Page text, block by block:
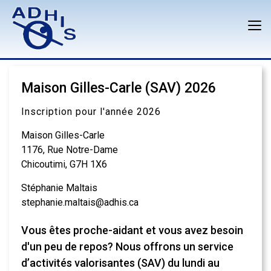
Maison Gilles-Carle (SAV) 2026
Inscription pour l'année 2026
Maison Gilles-Carle
1176, Rue Notre-Dame
Chicoutimi, G7H 1X6
Stéphanie Maltais
stephanie.maltais@adhis.ca
Vous êtes proche-aidant et vous avez besoin
d'un peu de repos? Nous offrons un service
d’activités valorisantes (SAV) du lundi au